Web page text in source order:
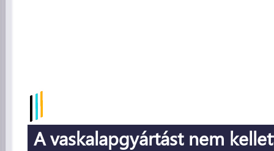
A vaskalapgyártást nem